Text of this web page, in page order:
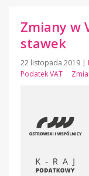
Zmiany w
stawek
22 listopada 2019 |
Podatek VAT